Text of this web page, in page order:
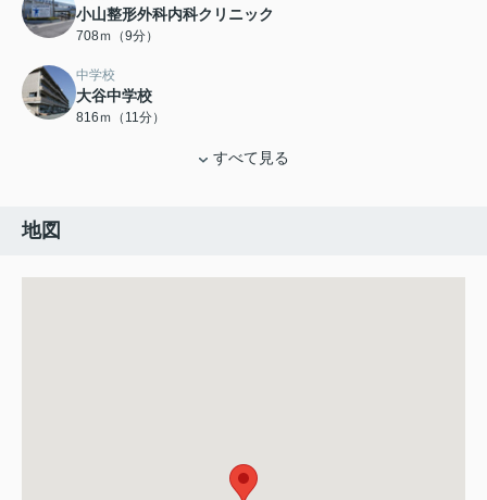
小山整形外科内科クリニック
708ｍ（9分）
中学校
大谷中学校
816ｍ（11分）
すべて見る
地図